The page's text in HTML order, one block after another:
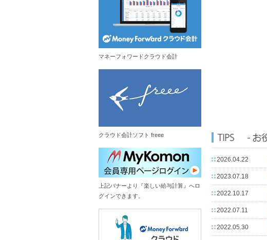
2026.04.22
2023.07.18
2022.10.17
2022.07.11
2022.05.30
マネーフォワードクラウド会計
クラウド会計ソフト freee
上記バナーより『楽しい給与計算』へロ
グインできます。